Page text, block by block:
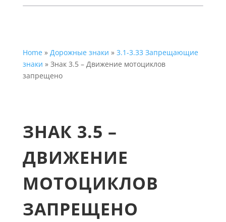
Home» Дорожные знаки » 3.1-3.33 Запрещающие
знаки » Знак 3.5 – Движение мотоциклов
запрещено
ЗНАК 3.5 –
ДВИЖЕНИЕ
МОТОЦИКЛОВ
ЗАПРЕЩЕНО